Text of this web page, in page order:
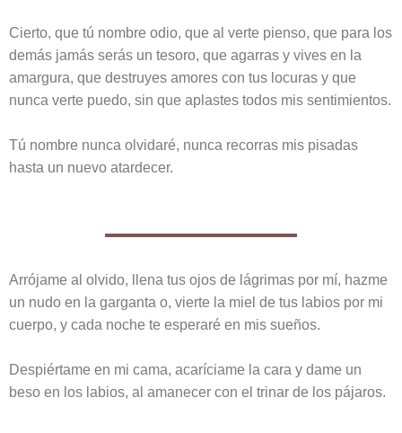
Cierto, que tú nombre odio, que al verte pienso, que para los
demás jamás serás un tesoro, que agarras y vives en la
amargura, que destruyes amores con tus locuras y que
nunca verte puedo, sin que aplastes todos mis sentimientos.
Tú nombre nunca olvidaré, nunca recorras mis pisadas
hasta un nuevo atardecer.
Arrójame al olvido, llena tus ojos de lágrimas por mí, hazme
un nudo en la garganta o, vierte la miel de tus labios por mi
cuerpo, y cada noche te esperaré en mis sueños.
Despiértame en mi cama, acaríciame la cara y dame un
beso en los labios, al amanecer con el trinar de los pájaros.